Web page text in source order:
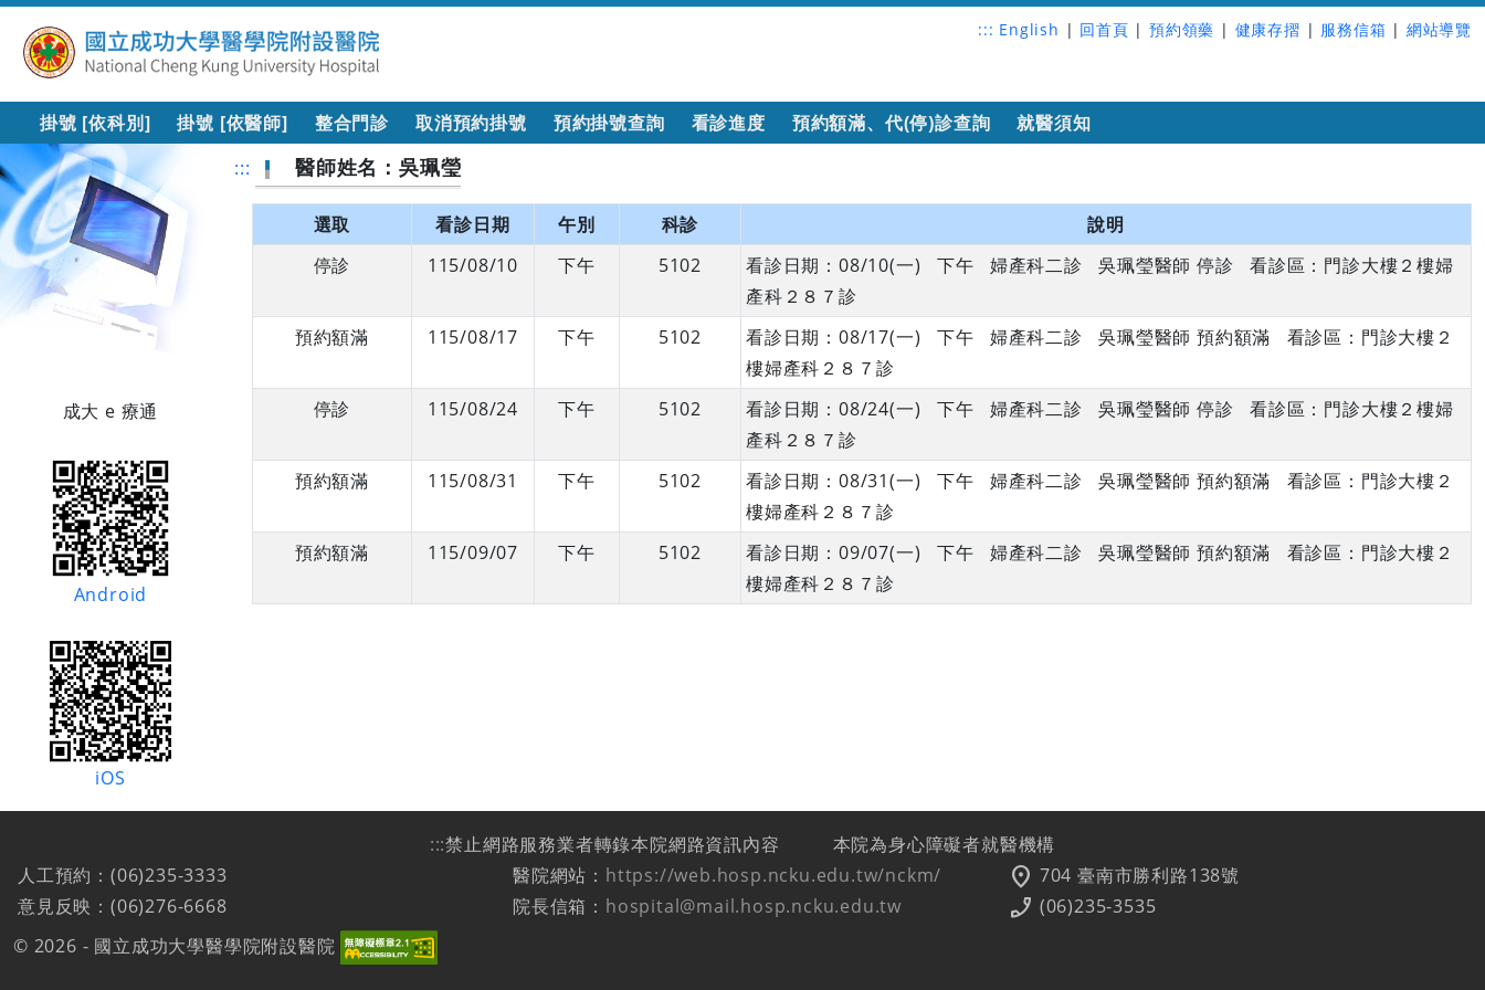
::: English | 回首頁 | 預約領藥 | 健康存摺 | 服務信箱 | 網站導覽
掛號 [依科別] 掛號 [依醫師] 整合門診 取消預約掛號 預約掛號查詢 看診進度 預約額滿、代(停)診查詢 就醫須知
成大 e 療通
Android
iOS
::: 醫師姓名：吳珮瑩
選取 看診日期 午別 科診
說明
停診
115/08/10 下午 5102
看診日期：08/10(一) 下午 婦產科二診 吳珮瑩醫師 停診 看診區：門診大樓２樓婦
產科２８７診
預約額滿
115/08/17 下午 5102
看診日期：08/17(一) 下午 婦產科二診 吳珮瑩醫師 預約額滿 看診區：門診大樓２
樓婦產科２８７診
停診
115/08/24 下午 5102
看診日期：08/24(一) 下午 婦產科二診 吳珮瑩醫師 停診 看診區：門診大樓２樓婦
產科２８７診
預約額滿
115/08/31 下午 5102
看診日期：08/31(一) 下午 婦產科二診 吳珮瑩醫師 預約額滿 看診區：門診大樓２
樓婦產科２８７診
預約額滿
115/09/07 下午 5102
看診日期：09/07(一) 下午 婦產科二診 吳珮瑩醫師 預約額滿 看診區：門診大樓２
樓婦產科２８７診
:::禁止網路服務業者轉錄本院網路資訊內容
本院為身心障礙者就醫機構
人工預約：(06)235-3333
意見反映：(06)276-6668
醫院網站： https://web.hosp.ncku.edu.tw/nckm/
院長信箱： hospital@mail.hosp.ncku.edu.tw
location_on 704 臺南市勝利路138號
phone_enabled (06)235-3535
© 2026 - 國立成功大學醫學院附設醫院